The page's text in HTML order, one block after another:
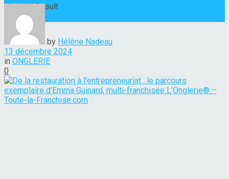
View All Result
by Hélène Nadeau
13 décembre 2024
in ONGLERIE
0